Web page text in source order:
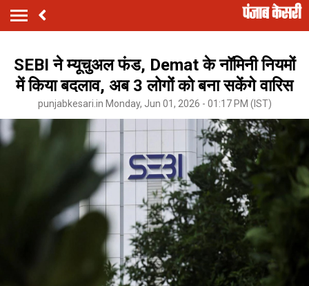
SEBI ने म्यूचुअल फंड, Demat के नॉमिनी नियमों
में किया बदलाव, अब 3 लोगों को बना सकेंगे वारिस
punjabkesari.in Monday, Jun 01, 2026 - 01:17 PM (IST)